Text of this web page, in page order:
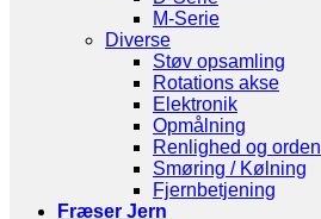
M-Serie
Diverse
Støv opsamling
Rotations akse
Elektronik
Opmålning
Renlighed og orden
Smøring / Kølning
Fjernbetjening
Fræser Jern